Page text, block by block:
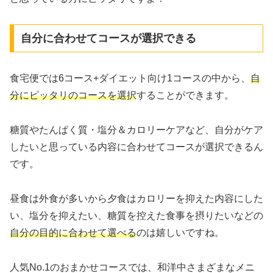
自分に合わせてコースが選択できる
食宅便では6コース+ダイエット向け1コースの中から、 自
分にピッタリのコースを選択することができます。
糖質やたんぱく質・塩分＆カロリーケアなど、自分がケア
したいと思っている内容に合わせてコースが選択できるん
です。
昼食は外食が多いから夕食はカロリーを抑えた内容にした
い、塩分を抑えたい、糖質を控えた食事を摂りたいなどの
自分の目的に合わせて選べるのは嬉しいですね。
人気No.1のおまかせコースでは、和洋中さまざまなメニ